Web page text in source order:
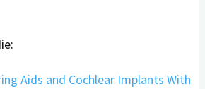
Aids and Cochlear Implants With